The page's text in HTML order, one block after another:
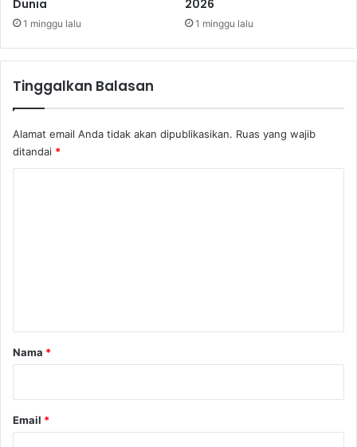
e
r
p
a
T
e
r
Dunia
1 minggu lalu
2026
1 minggu lalu
Tinggalkan Balasan
Alamat email Anda tidak akan dipublikasikan. Ruas yang wajib
ditandai *
r
Nama *
Email *